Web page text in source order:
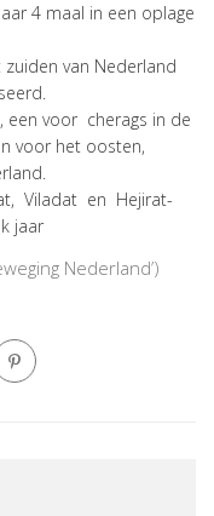
4 maal in een oplage
van Nederland
een voor cherags in de
voor het oosten,
Viladat en Hejirat-
jaar
Nederland’)